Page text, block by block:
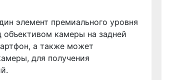
элемент премиального уровня
объективом камеры на задней
а также может
для получения